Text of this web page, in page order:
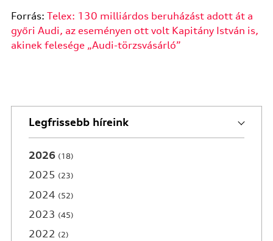
Forrás: Telex: 130 milliárdos beruházást adott át a
győri Audi, az eseményen ott volt Kapitány István is,
akinek felesége „Audi-törzsvásárló”
Legfrissebb híreink
2026 18
2025 23
2024 52
2023 45
2022 2